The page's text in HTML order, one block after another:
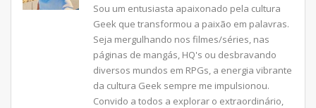
Sou um entusiasta apaixonado pela cultura
Geek que transformou a paixão em palavras.
Seja mergulhando nos filmes/séries, nas
páginas de mangás, HQ's ou desbravando
diversos mundos em RPGs, a energia vibrante
da cultura Geek sempre me impulsionou.
Convido a todos a explorar o extraordinário,